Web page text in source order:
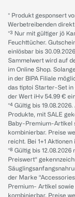
* Produkt gesponsert
Werbetreibenden
*³ Nur mit gültiger jö
Feuchttücher.
einlösbar bis
Sammelwert wird auf
im Online Shop.
in der BIPA Filiale
das tiptoi Starter-Set
der Wert iHv 54.99 €
*⁴ Gültig bis
Produkte, mit SALE
Baby-Premium-Artikel
kombinierbar. Preise
reicht. Bei 1+1
*⁸ Gültig bis
Preiswert“
der Marke
Premium- Artikel
kombinierbar. Preise